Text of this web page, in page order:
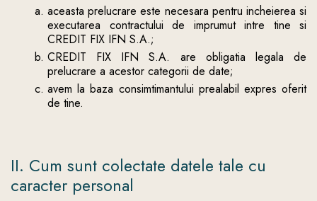
aceasta prelucrare este necesara pentru incheierea si
executarea contractului de imprumut intre tine si
CREDIT FIX IFN S.A.;
CREDIT FIX IFN S.A. are obligatia legala de
prelucrare a acestor categorii de date;
avem la baza consimtimantului prealabil expres oferit
de tine.
II. Cum sunt colectate datele tale cu
caracter personal